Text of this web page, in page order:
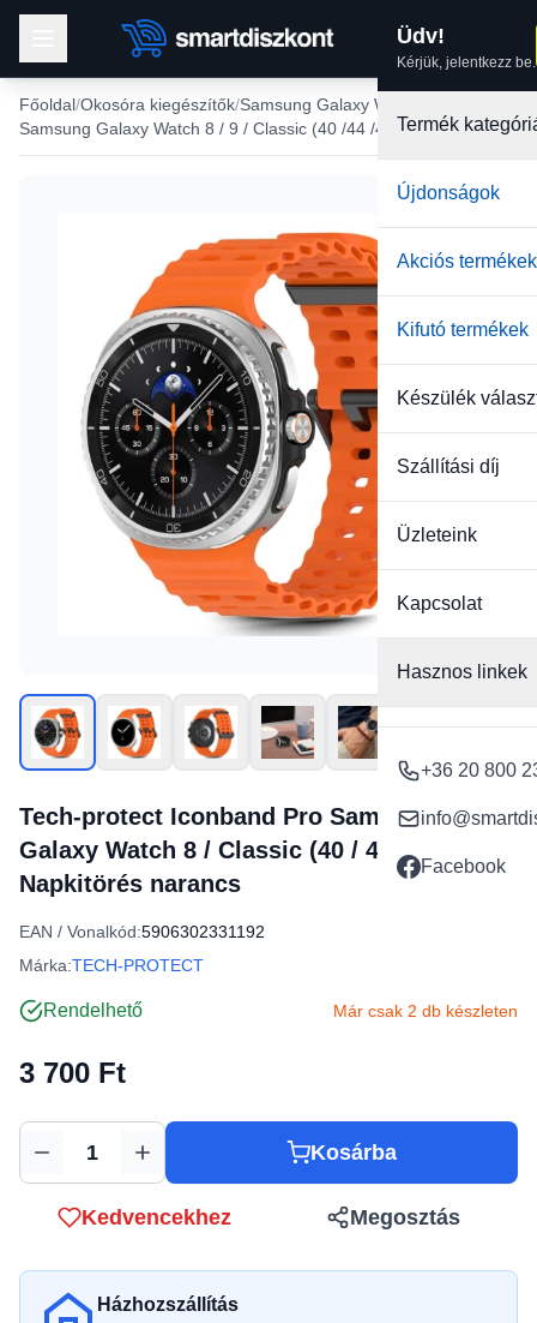
Üdv!
Kérjük, jelentkezz be.
Termék
Újdonságok
Akciós termékek
Kifutó termékek
Készülék
Szállítási díj
Üzleteink
Kapcsolat
Hasznos linkek
+36 20 800
Facebook
Főoldal Okosóra kiegészítők Samsung Galaxy Watch óraszíj
Samsung Galaxy Watch 8 / 9 / Classic (40 /44 /46 mm) szíj
Tech-protect Iconband Pro Samsung
Galaxy Watch 8 / Classic (40 / 44 / 46 mm)
Napkitörés narancs
EAN / Vonalkód:5906302331192
Márka:TECH-PROTECT
Rendelhető Már csak 2 db készleten
3 700 Ft
Mennyiség Kosárba
Kedvencekhez Megosztás
Házhozszállítás